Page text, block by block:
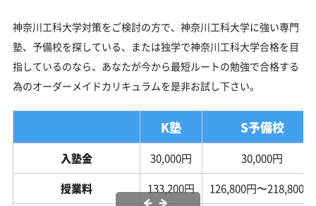
神奈川工科大学対策をご検討の方で、神奈川工科大学に強い専門
塾、予備校を探している、または独学で神奈川工科大学合格を目
指しているのなら、あなたが今から最短ルートの勉強で合格する
為のオーダーメイドカリキュラムを是非お試し下さい。
K塾 S予備校
入塾金 30,000円
30,000円
授業料
133,200円 126,800円〜218,800円